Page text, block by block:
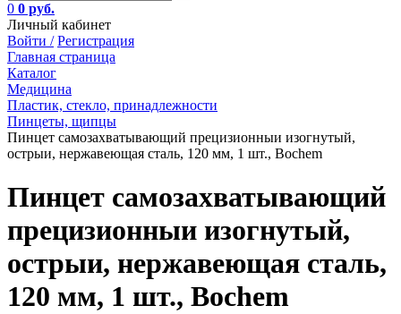
0 0 руб.
Личный кабинет
Войти / Регистрация
Главная страница
Каталог
Медицина
Пластик, стекло, принадлежности
Пинцеты, щипцы
Пинцет самозахватывающий прецизионныи изогнутый,
острыи, нержавеющая сталь, 120 мм, 1 шт., Bochem
Пинцет самозахватывающий
прецизионныи изогнутый,
острыи, нержавеющая сталь,
120 мм, 1 шт., Bochem